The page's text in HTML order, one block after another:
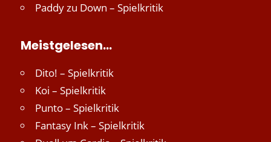
Paddyzu Down – Spielkritik
Meistgelesen…
Dito! – Spielkritik
Koi – Spielkritik
Punto – Spielkritik
Fantasy Ink – Spielkritik